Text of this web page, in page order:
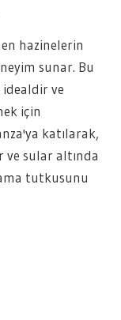
hazinelerin
sunar. Bu
ve
için
katılarak,
ve sular altında
tutkusunu